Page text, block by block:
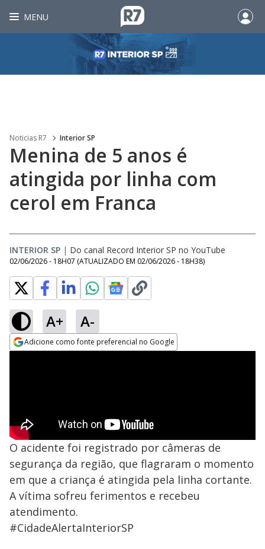
MENU
Noticias R7 Interior SP
Menina de 5 anos é
atingida por linha com
cerol em Franca
INTERIOR SP | Do canal Record Interior SP no YouTube
02/06/2026 - 18H07 (ATUALIZADO EM 02/06/2026 - 18H38)
A+ A-
Adicione como fonte preferencial no Google
O acidente foi registrado por câmeras de
segurança da região, que flagraram o momento
em que a criança é atingida pela linha cortante.
A vítima sofreu ferimentos e recebeu
atendimento.
#CidadeAlertaInteriorSP